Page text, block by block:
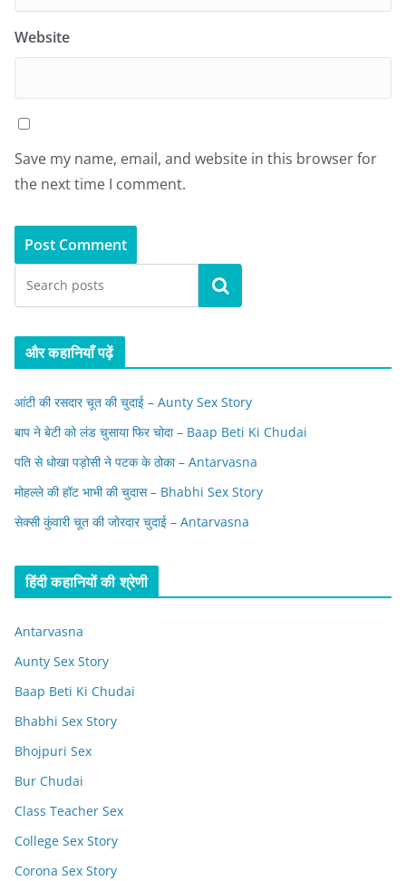
Website
Save my name, email, and website in this browser for
the next time I comment.
Search
और कहानियाँ पढ़ें
आंटी की रसदार चूत की चुदाई – Aunty Sex Story
बाप ने बेटी को लंड चुसाया फिर चोदा – Baap Beti Ki Chudai
पति से धोखा पड़ोसी ने पटक के ठोका – Antarvasna
मोहल्ले की हॉट भाभी की चुदास – Bhabhi Sex Story
सेक्सी कुंवारी चूत की जोरदार चुदाई – Antarvasna
हिंदी कहानियों की श्रेणी
Antarvasna
Aunty Sex Story
Baap Beti Ki Chudai
Bhabhi Sex Story
Bhojpuri Sex
Bur Chudai
Class Teacher Sex
College Sex Story
Corona Sex Story